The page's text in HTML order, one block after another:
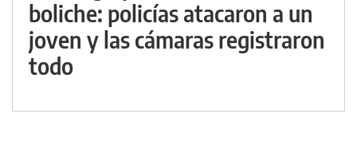
boliche: policías atacaron a un
joven y las cámaras registraron
todo